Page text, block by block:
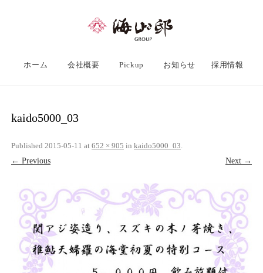
ホーム 会社概要 Pickup お知らせ 採用情報
kaido5000_03
Published 2015-05-11 at 652 × 905 in kaido5000_03
← Previous
Next →